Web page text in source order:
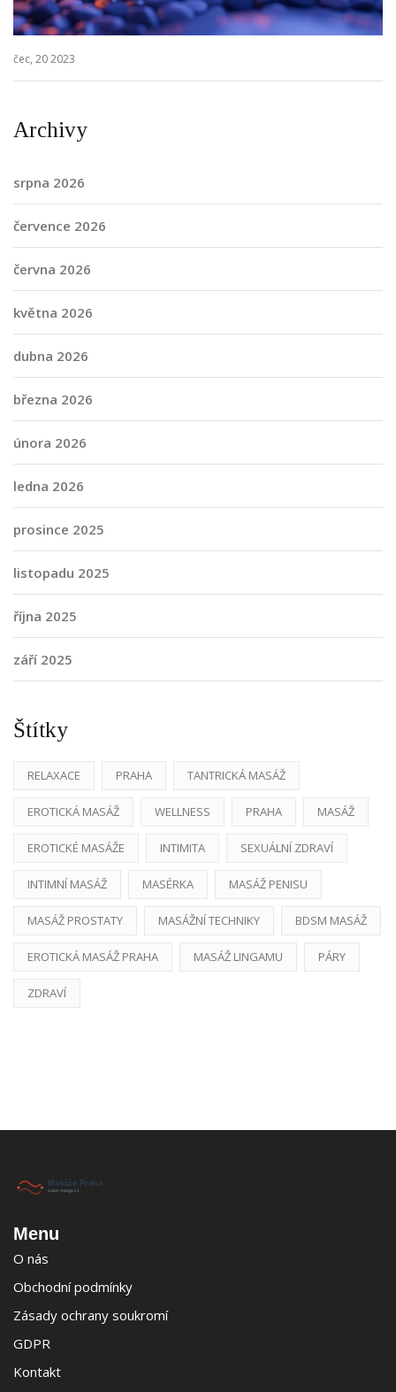
čec, 20 2023
Archivy
srpna 2026
července 2026
června 2026
května 2026
dubna 2026
března 2026
února 2026
ledna 2026
prosince 2025
listopadu 2025
října 2025
září 2025
Štítky
RELAXACE PRAHA TANTRICKÁ MASÁŽ
EROTICKÁ MASÁŽ WELLNESS PRAHA MASÁŽ
EROTICKÉ MASÁŽE INTIMITA SEXUÁLNÍ ZDRAVÍ
INTIMNÍ MASÁŽ MASÉRKA MASÁŽ PENISU
MASÁŽ PROSTATY MASÁŽNÍ TECHNIKY BDSM MASÁŽ
EROTICKÁ MASÁŽ PRAHA MASÁŽ LINGAMU PÁRY
ZDRAVÍ
Menu
O nás
Obchodní podmínky
Zásady ochrany soukromí
GDPR
Kontakt